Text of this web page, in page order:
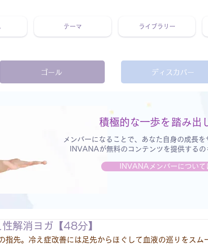
テーマ ライブラリー
ゴール ディスカバー
積極的な一歩を
メンバーになることで、あなた自身の成長を
INVANAが無料のコンテンツを提供するの
INVANAメンバーについて
踏み出
解消ヨガ【48分】
指先。冷え症改善には足先からほぐして血液の巡りをスム